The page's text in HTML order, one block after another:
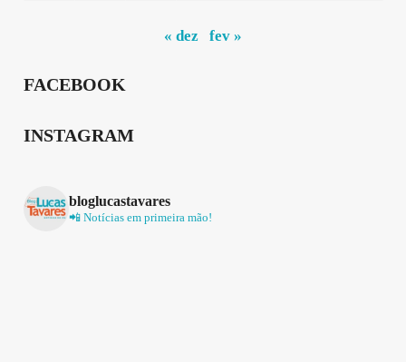
« dez fev »
FACEBOOK
INSTAGRAM
bloglucastavares
📲 Notícias em primeira mão!